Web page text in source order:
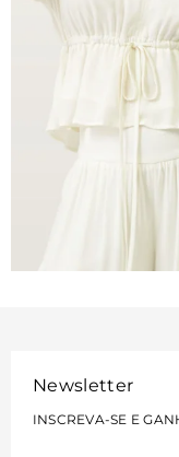
Newsletter
INSCREVA-SE E